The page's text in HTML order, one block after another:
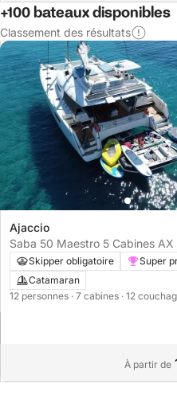
+100 bateaux disponibles
Classement des résultats
Ajaccio
Saba 50 Maestro 5 Cabines
et skipper
Skipper obligatoire
Super
Catamaran
12 personnes · 7 cabines · 12
À partir de